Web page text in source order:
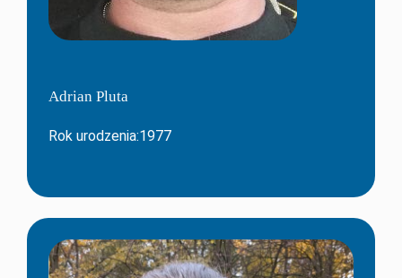
Adrian Pluta
Rok urodzenia:1977